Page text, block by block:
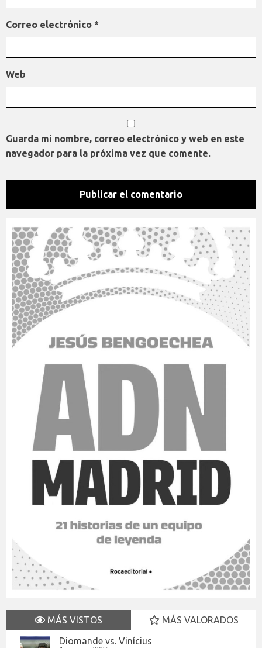
Correo electrónico *
Web
Guarda mi nombre, correo electrónico y web en este
navegador para la próxima vez que comente.
MÁS VISTOS
MÁS VALORADOS
Diomande vs. Vinícius